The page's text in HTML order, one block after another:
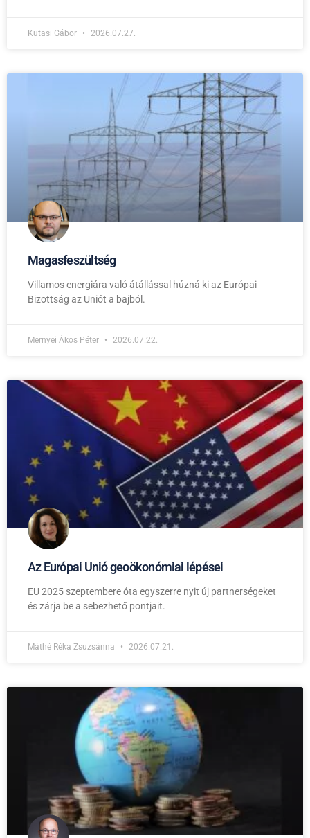
Kutasi Gábor 2026.07.27.
Magasfeszültség
Villamos energiára való átállással húzná ki az Európai
Bizottság az Uniót a bajból.
Mernyei Ákos Péter 2026.07.22.
Az Európai Unió geoökonómiai lépései
EU 2025 szeptembere óta egyszerre nyit új partnerségeket
és zárja be a sebezhető pontjait.
Máthé Réka Zsuzsánna 2026.07.21.